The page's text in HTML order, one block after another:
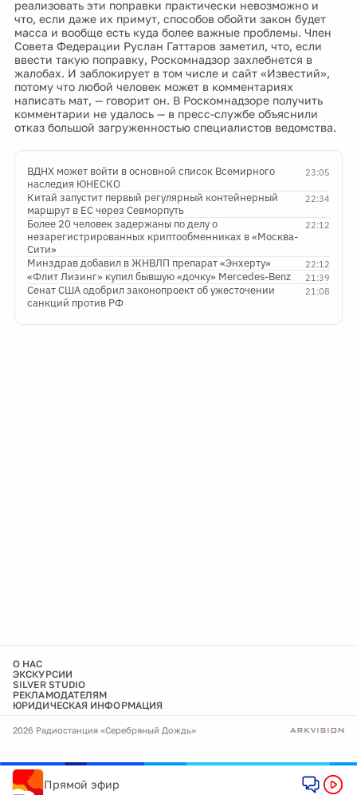
реализовать эти поправки практически невозможно и
что, если даже их примут, способов обойти закон будет
масса и вообще есть куда более важные проблемы. Член
Совета Федерации Руслан Гаттаров заметил, что, если
ввести такую поправку, Роскомнадзор захлебнется в
жалобах. И заблокирует в том числе и сайт «Известий»,
потому что любой человек может в комментариях
написать мат, — говорит он. В Роскомнадзоре получить
комментарии не удалось — в пресс-службе объяснили
отказ большой загруженностью специалистов ведомства.
23:05
ВДНХ может войти в основной список Всемирного
наследия ЮНЕСКО
22:34
Китай запустит первый регулярный контейнерный
маршрут в ЕС через Севморпуть
22:12
Более 20 человек задержаны по делу о
незарегистрированных криптообменниках в «Москва-
Сити»
22:12
Минздрав добавил в ЖНВЛП препарат «Энхерту»
21:39
«Флит Лизинг» купил бывшую «дочку» Mercedes-Benz
21:08
Сенат США одобрил законопроект об ужесточении
санкций против РФ
О НАС
ЭКСКУРСИИ
SILVER STUDIO
РЕКЛАМОДАТЕЛЯМ
ЮРИДИЧЕСКАЯ ИНФОРМАЦИЯ
2026 Радиостанция «Серебряный Дождь»
Прямой эфир